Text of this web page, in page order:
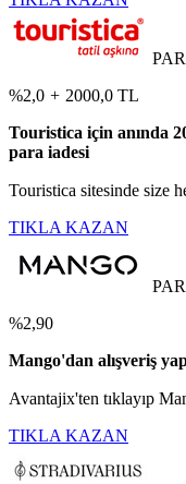
%2,0 + 2000,0 TL
Touristica için anında
para iadesi
Touristica sitesinde size
TIKLA KAZAN
%2,90
Mango'dan alışveriş
Avantajix'ten tıklayıp
TIKLA KAZAN